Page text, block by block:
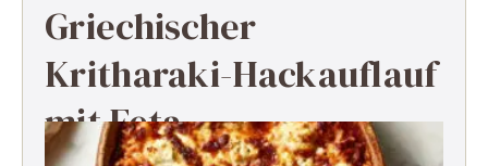
Griechischer
Kritharaki-Hackauflauf
mit Feta